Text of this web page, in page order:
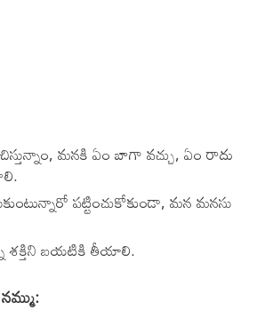
మనకి ఏం బాగా వచ్చు, ఏం రాదు
పట్టించుకోకుండా, మన మనసు
శక్తిని బయటికి తీయాలి.